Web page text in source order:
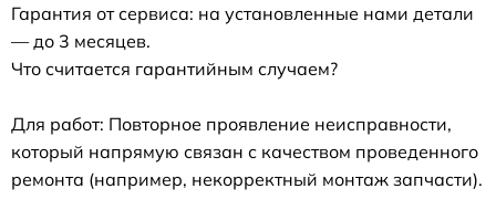
Гарантия от сервиса: на установленные нами детали
— до 3 месяцев.
Что считается гарантийным случаем?
Для работ: Повторное проявление неисправности,
который напрямую связан с качеством проведенного
ремонта (например, некорректный монтаж запчасти).